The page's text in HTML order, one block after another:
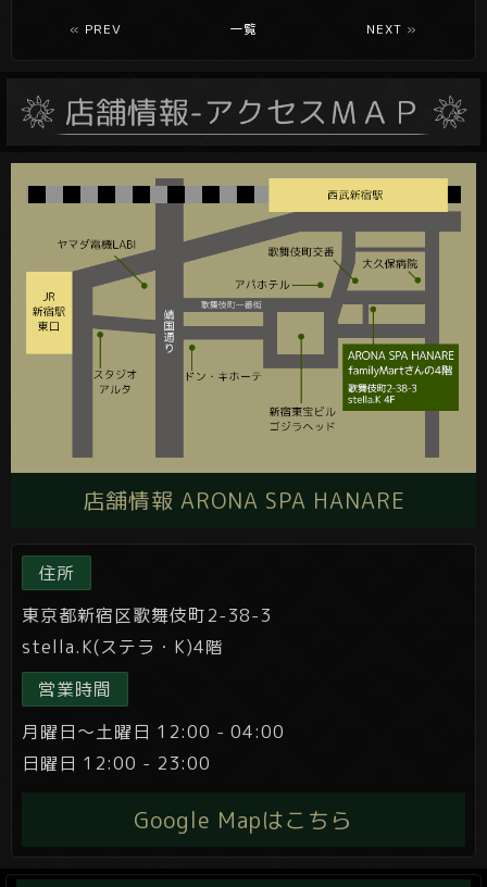
« PREV 一覧 NEXT »
店舗情報 ARONA SPA HANARE
住所
東京都新宿区歌舞伎町2-38-3
stella.K(ステラ・K)4階
営業時間
月曜日～土曜日 12:00 - 04:00
日曜日 12:00 - 23:00
Google Mapはこちら